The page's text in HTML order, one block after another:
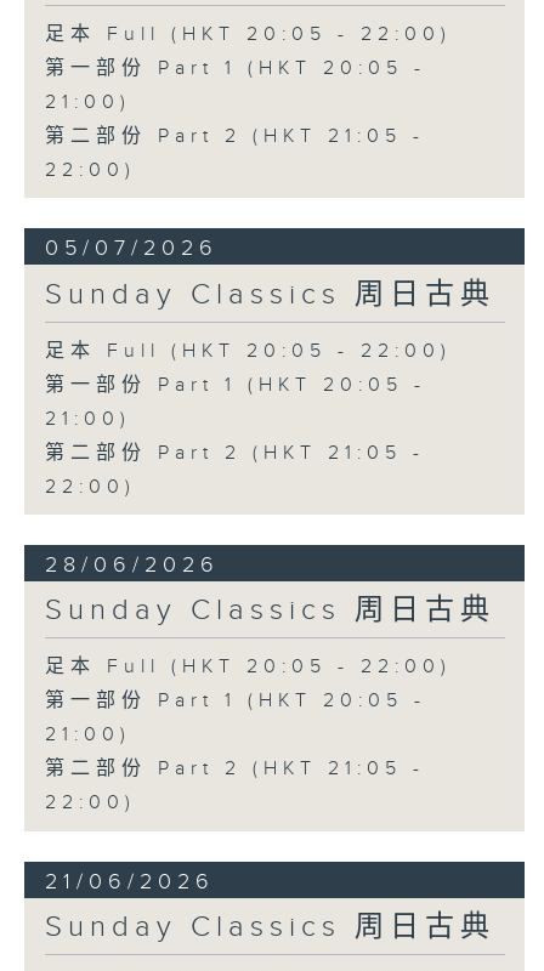
足本 Full (HKT 20:05 - 22:00)
第一部份 Part 1 (HKT 20:05 -
21:00)
第二部份 Part 2 (HKT 21:05 -
22:00)
05/07/2026
Sunday Classics 周日古典
足本 Full (HKT 20:05 - 22:00)
第一部份 Part 1 (HKT 20:05 -
21:00)
第二部份 Part 2 (HKT 21:05 -
22:00)
28/06/2026
Sunday Classics 周日古典
足本 Full (HKT 20:05 - 22:00)
第一部份 Part 1 (HKT 20:05 -
21:00)
第二部份 Part 2 (HKT 21:05 -
22:00)
21/06/2026
Sunday Classics 周日古典